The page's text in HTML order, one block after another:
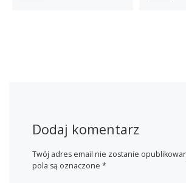
Dodaj komentarz
Twój adres email nie zostanie
pola są oznaczone *